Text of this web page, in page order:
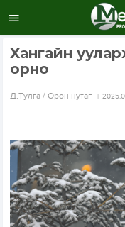
Хангайн
орно
Д.Тулга / Орон нутаг